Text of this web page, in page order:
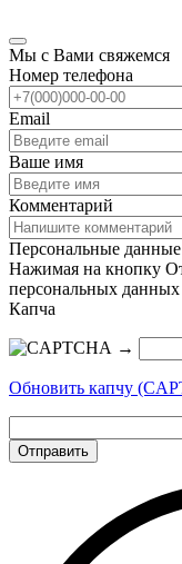
Мы с Вами свяжемся
Номер телефона
Email
Ваше имя
Комментарий
Персональные данные
Нажимая на кнопку
персональных данных
Капча
→
Обновить капчу
Отправить